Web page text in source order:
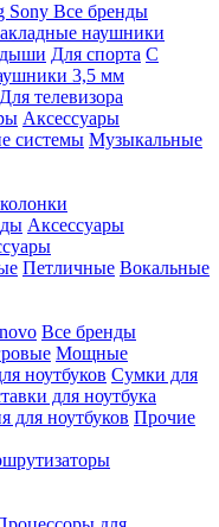
Sony Все бренды
наушники
Для спорта С
3,5 мм
Для телевизора
Аксессуары
системы Музыкальные
Аксессуары
Петличные Вокальные
Все бренды
Мощные
ноутбуков Сумки для
для ноутбука
для ноутбуков Прочие